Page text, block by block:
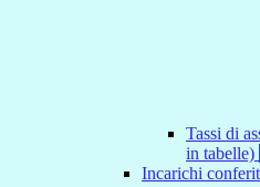
Tassi di
in tabelle)
Incarichi